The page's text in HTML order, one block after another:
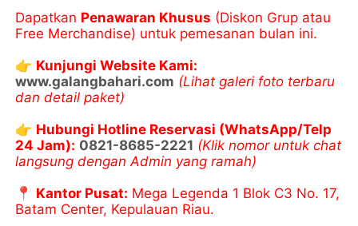
Dapatkan Penawaran Khusus (Diskon Grup atau
Free Merchandise) untuk pemesanan bulan ini.
👉 Kunjungi Website Kami:
www.galangbahari.com (Lihat galeri foto terbaru
dan detail paket)
👉 Hubungi Hotline Reservasi (WhatsApp/Telp
24 Jam): 0821-8685-2221 (Klik nomor untuk chat
langsung dengan Admin yang ramah)
📍 Kantor Pusat: Mega Legenda 1 Blok C3 No. 17,
Batam Center, Kepulauan Riau.